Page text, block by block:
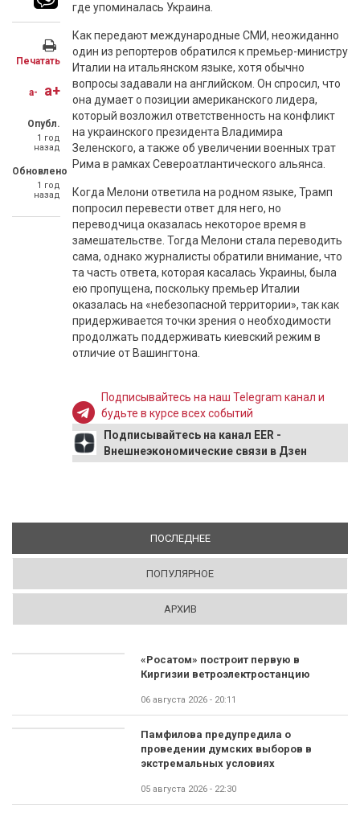
Печатать
a- a+
Опубл.
1 год
назад
Обновлено
1 год
назад
где упоминалась Украина.
Как передают международные СМИ, неожиданно
один из репортеров обратился к премьер-министру
Италии на итальянском языке, хотя обычно
вопросы задавали на английском. Он спросил, что
она думает о позиции американского лидера,
который возложил ответственность на конфликт
на украинского президента Владимира
Зеленского, а также об увеличении военных трат
Рима в рамках Североатлантического альянса.
Когда Мелони ответила на родном языке, Трамп
попросил перевести ответ для него, но
переводчица оказалась некоторое время в
замешательстве. Тогда Мелони стала переводить
сама, однако журналисты обратили внимание, что
та часть ответа, которая касалась Украины, была
ею пропущена, поскольку премьер Италии
оказалась на «небезопасной территории», так как
придерживается точки зрения о необходимости
продолжать поддерживать киевский режим в
отличие от Вашингтона.
Подписывайтесь на наш Telegram канал и
будьте в курсе всех событий
Подписывайтесь на канал EER -
Внешнеэкономические связи в Дзен
ПОСЛЕДНЕЕ(АКТИВНАЯ ВКЛАДКА)
ПОПУЛЯРНОЕ
АРХИВ
«Росатом» построит первую в
Киргизии ветроэлектростанцию
06 августа 2026 - 20:11
Памфилова предупредила о
проведении думских выборов в
экстремальных условиях
05 августа 2026 - 22:30